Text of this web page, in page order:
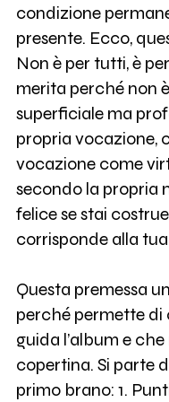
condizione
presente. Ecco,
Non è per tutti, è
merita perché non
superficiale ma
propria vocazione,
vocazione come
secondo la propria
felice se stai
corrisponde alla
Questa premessa
perché permette di
guida l’album e
copertina. Si parte
primo brano: 1.